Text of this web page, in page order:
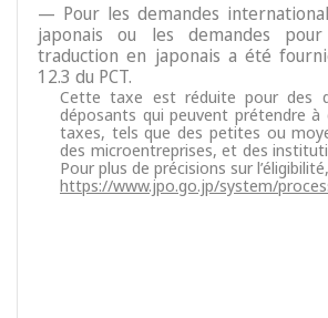
— Pour les demandes
japonais ou les demandes
traduction en japonais a été
12.3 du PCT.
Cette taxe est réduite pour des
déposants qui peuvent prétendre à
taxes, tels que des petites ou
des microentreprises, et des
Pour plus de précisions sur
https://www.jpo.go.jp/system/